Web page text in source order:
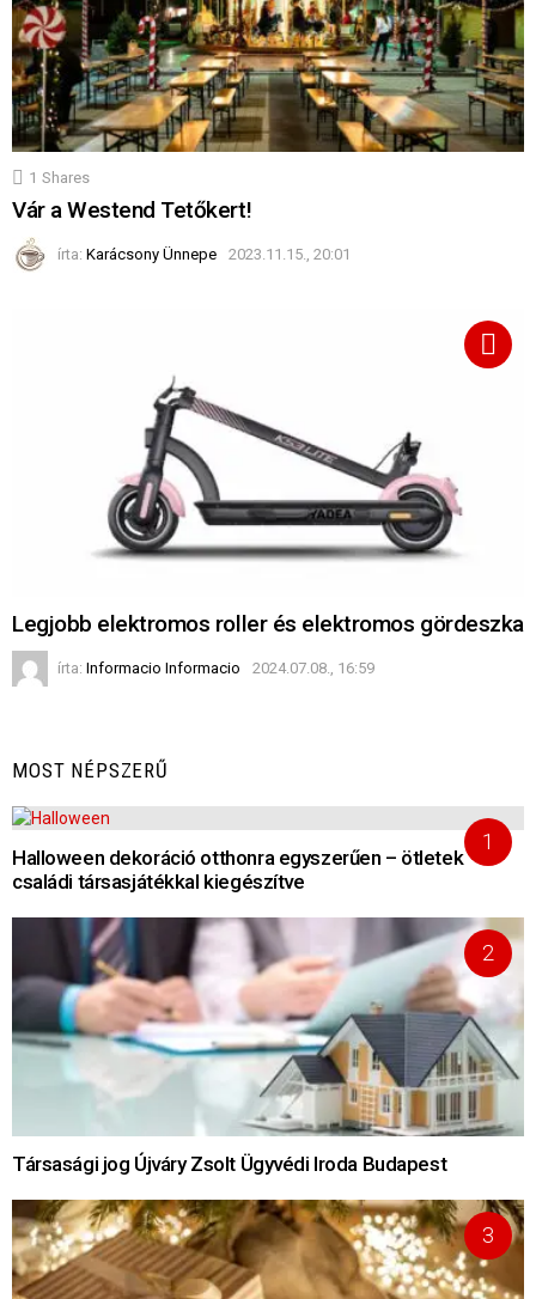
1 Shares
Vár a Westend Tetőkert!
írta: Karácsony Ünnepe 2023.11.15., 20:01
Legjobb elektromos roller és elektromos gördeszka
írta: Informacio Informacio 2024.07.08., 16:59
MOST NÉPSZERŰ
Halloween dekoráció otthonra egyszerűen – ötletek
családi társasjátékkal kiegészítve
Társasági jog Újváry Zsolt Ügyvédi Iroda Budapest